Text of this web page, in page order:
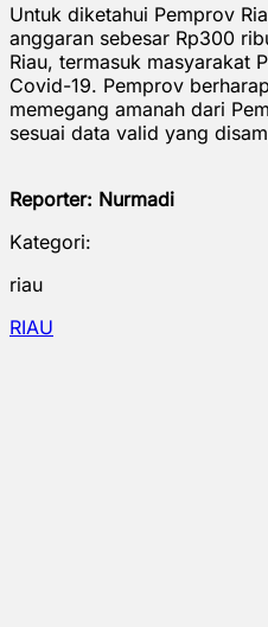
Untuk diketahui Pemprov
anggaran sebesar Rp300
Riau, termasuk masyarakat
Covid-19. Pemprov
memegang amanah dari
sesuai data valid yang
Reporter: Nurmadi
Kategori:
riau
RIAU